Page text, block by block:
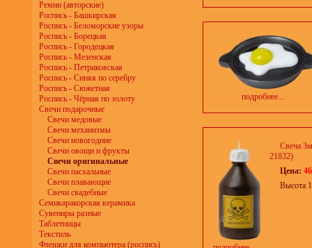
Ремни (авторские)
Роспись - Башкирская
Роспись - Беломорские узоры
Роспись - Борецкая
Роспись - Городецкая
Роспись - Мезенская
Роспись - Петриковская
Роспись - Синяя по серебру
Роспись - Сюжетная
Роспись - Чёрная по золоту
Свечи подарочные
Свечи медовые
Свечи механизмы
Свечи новогодние
Свечи овощи и фрукты
Свечи оригинальные
Свечи пасхальные
Свечи плавающие
Свечи свадебные
Семикаракорская керамика
Сувениры разные
Таблетницы
Текстиль
Флешки для компьютера (роспись)
подробнее...
Свеча
21832)
Цена:
Высота